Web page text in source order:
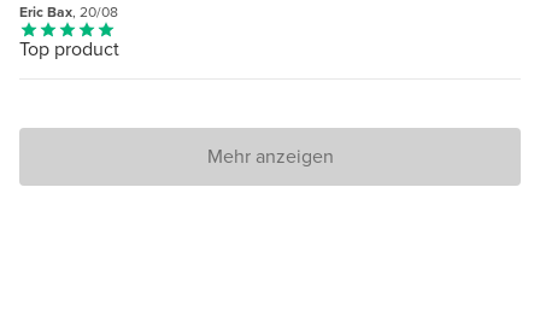
Eric Bax, 20/08
Top product
Mehr anzeigen